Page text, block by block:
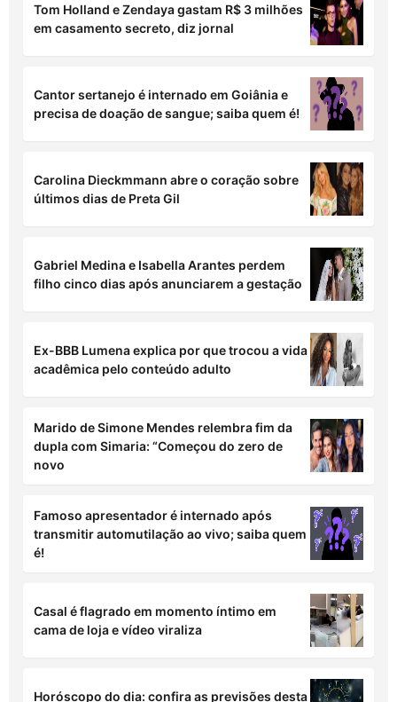
Tom Holland e Zendaya gastam R$ 3 milhões
em casamento secreto, diz jornal
Cantor sertanejo é internado em Goiânia e
precisa de doação de sangue; saiba quem é!
Carolina Dieckmmann abre o coração sobre
últimos dias de Preta Gil
Gabriel Medina e Isabella Arantes perdem
filho cinco dias após anunciarem a gestação
Ex-BBB Lumena explica por que trocou a vida
acadêmica pelo conteúdo adulto
Marido de Simone Mendes relembra fim da
dupla com Simaria: “Começou do zero de
novo
Famoso apresentador é internado após
transmitir automutilação ao vivo; saiba quem
é!
Casal é flagrado em momento íntimo em
cama de loja e vídeo viraliza
Horóscopo do dia: confira as previsões desta